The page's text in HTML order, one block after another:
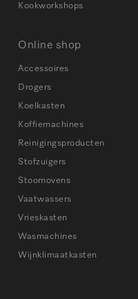
Kookworkshops
Online shop
Accessoires
Drogers
Koelkasten
Koffiemachines
Reinigingsproducten
Stofzuigers
Stoomovens
Vaatwassers
Vrieskasten
Wasmachines
Wijnklimaatkasten